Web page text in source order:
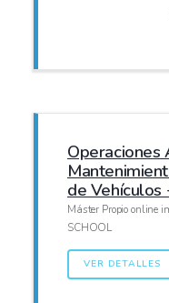
Operaciones
de Vehículos
Máster Propio online
SCHOOL
VER DETALLES